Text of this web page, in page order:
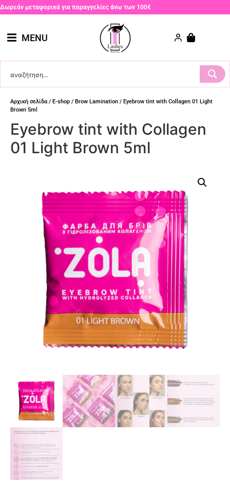
Δωρεάν μεταφορικά για παραγγελίες άνω των 100€
MENU
Αρχική σελίδα / E-shop / Brow Lamination / Eyebrow tint with Collagen 01 Light
Brown 5ml
Eyebrow tint with Collagen
01 Light Brown 5ml